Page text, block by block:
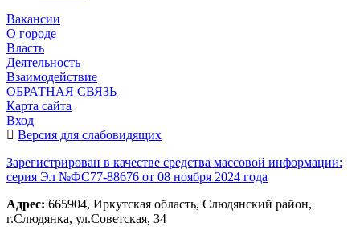
Вакансии
О городе
Власть
Деятельность
Взаимодействие
ОБРАТНАЯ СВЯЗЬ
Карта сайта
Вход
Версия для слабовидящих
Зарегистрирован в качестве средства массовой информации:
серия Эл №ФС77-88676 от 08 ноября 2024 года
Адрес: 665904, Иркутская область, Слюдянский район,
г.Слюдянка, ул.Советская, 34